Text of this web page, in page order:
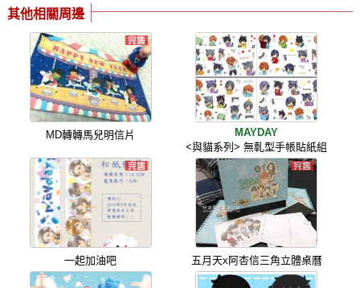
其他相關周邊
MD轉轉馬兒明信片
MAYDAY
<與貓系列> 無軋型手帳貼紙組
一起加油吧 五月天x阿杏信三角立體桌曆